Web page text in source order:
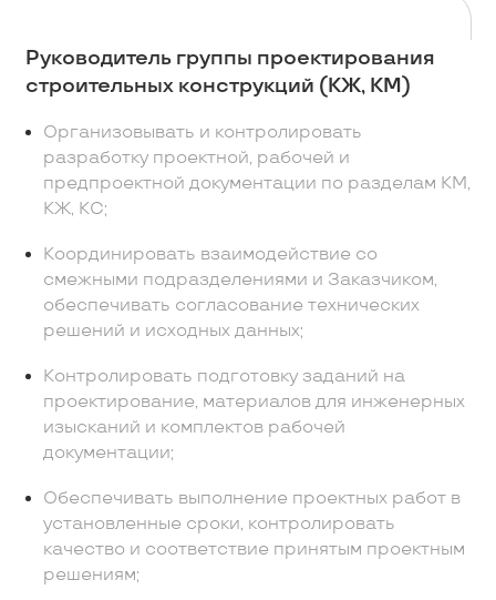
Руководитель группы проектирования
строительных конструкций (КЖ, КМ)
Организовывать и контролировать
разработку проектной, рабочей и
предпроектной документации по разделам КМ,
КЖ, КС;
Координировать взаимодействие со
смежными подразделениями и Заказчиком,
обеспечивать согласование технических
решений и исходных данных;
Контролировать подготовку заданий на
проектирование, материалов для инженерных
изысканий и комплектов рабочей
документации;
Обеспечивать выполнение проектных работ в
установленные сроки, контролировать
качество и соответствие принятым проектным
решениям;